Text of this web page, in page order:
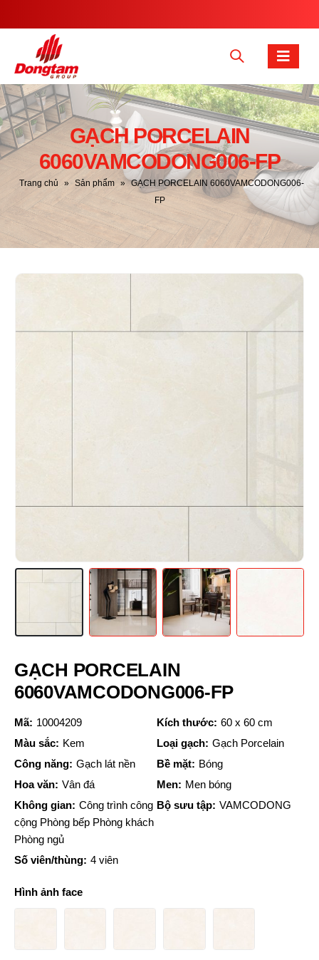
GẠCH PORCELAIN
6060VAMCODONG006-FP
Trang chủ » Sản phẩm » GẠCH PORCELAIN 6060VAMCODONG006-
FP
GẠCH PORCELAIN
6060VAMCODONG006-FP
Mã: 10004209 Kích thước: 60 x 60 cm
Màu sắc: Kem Loại gạch: Gạch Porcelain
Công năng: Gạch lát nền Bề mặt: Bóng
Hoa văn: Vân đá Men: Men bóng
Không gian: Công trình công
cộng Phòng bếp Phòng khách
Phòng ngủ
Bộ sưu tập: VAMCODONG
Số viên/thùng: 4 viên
Hình ảnh face